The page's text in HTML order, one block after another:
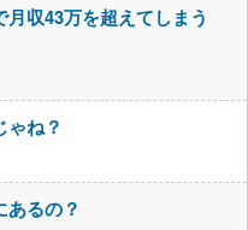
収43万を超えてしまう
ね？
あるの？